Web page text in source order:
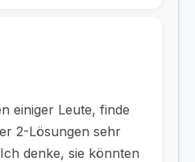
einiger Leute, finde
2-Lösungen sehr
denke, sie könnten